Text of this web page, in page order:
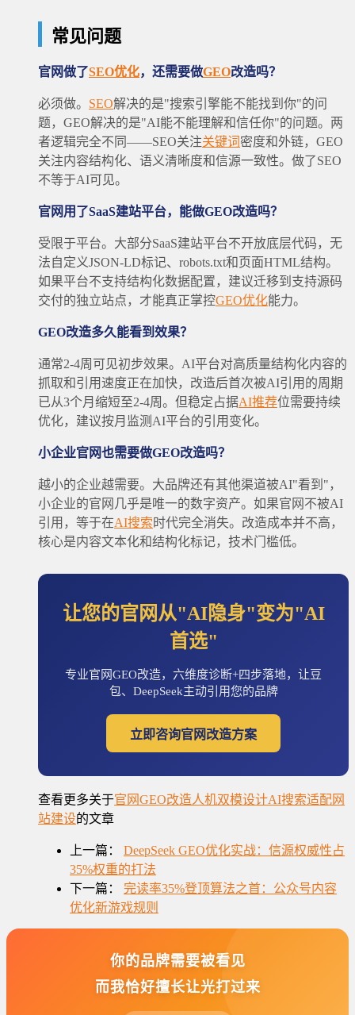
常见问题
官网做了SEO优化，还需要做GEO改造吗？
必须做。 SEO解决的是"搜索引擎能不能找到你"的问
题，GEO解决的是"AI能不能理解和信任你"的问题。两
者逻辑完全不同——SEO关注关键词 密度和外链，GEO
关注内容结构化、语义清晰度和信源一致性。做了SEO
不等于AI可见。
官网用了SaaS建站平台，能做GEO改造吗？
受限于平台。大部分SaaS建站平台不开放底层代码，无
法自定义JSON-LD标记、robots.txt和页面HTML结构。
如果平台不支持结构化数据配置，建议迁移到支持源码
交付的独立站点，才能真正掌控GEO优化能力。
GEO改造多久能看到效果？
通常2-4周可见初步效果。AI平台对高质量结构化内容的
抓取和引用速度正在加快，改造后首次被AI引用的周期
已从3个月缩短至2-4周。但稳定占据AI推荐位需要持续
优化，建议按月监测AI平台的引用变化。
小企业官网也需要做GEO改造吗？
越小的企业越需要。大品牌还有其他渠道被AI"看到"，
小企业的官网几乎是唯一的数字资产。如果官网不被AI
引用，等于在AI搜索时代完全消失。改造成本并不高，
核心是内容文本化和结构化标记，技术门槛低。
让您的官网从"AI隐身"变为"AI
首选"
专业官网GEO改造，六维度诊断+四步落地，让豆
包、DeepSeek主动引用您的品牌
立即咨询官网改造方案
查看更多关于官网GEO改造人机双模设计AI搜索适配网
站建设的文章
上一篇： DeepSeek GEO优化实战：信源权威性占
35%权重的打法
下一篇： 完读率35%登顶算法之首：公众号内容
优化新游戏规则
你的品牌需要被看见
而我恰好擅长让光打过来